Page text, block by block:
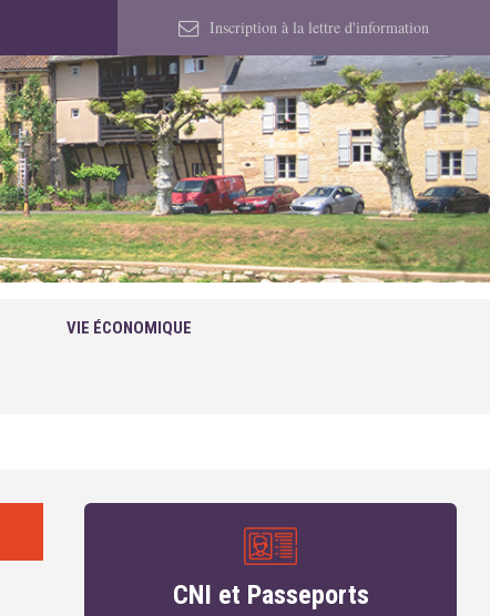
Inscription à la lettre d'information
VIE ÉCONOMIQUE
CNI et Passeports